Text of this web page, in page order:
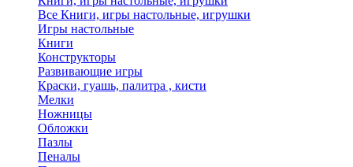
Все Книги, игры настольные, игрушки
Игры настольные
Книги
Конструкторы
Развивающие игры
Краски, гуашь, палитра , кисти
Мелки
Ножницы
Обложки
Пазлы
Пеналы